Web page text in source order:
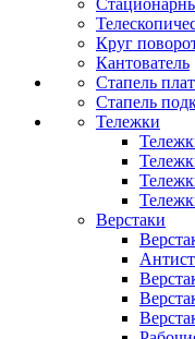
Круг
Кантователь
Стапель
Стапель
Тележки
Верстаки